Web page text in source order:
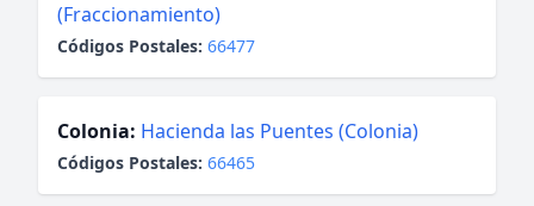
(Fraccionamiento)
Códigos Postales: 66477
Colonia: Hacienda las Puentes (Colonia)
Códigos Postales: 66465